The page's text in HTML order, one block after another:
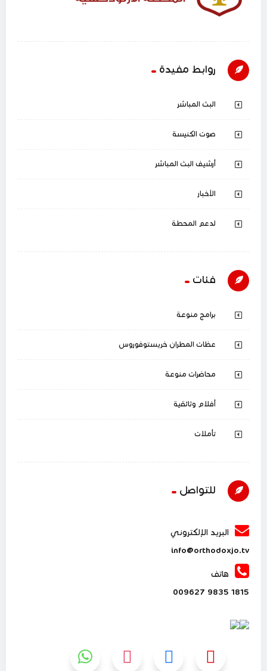
روابط مفيدة
البث المباشر
صوت الكنيسة
أرشيف البث المباشر
الأخبار
لدعم المحطة
فئات
برامج منوعة
عظات المطران خريستوفوروس
محاضرات منوعة
أفلام وثائقية
تأملات
للتواصل
البريد الإلكتروني
info@orthodoxjo.tv
هاتف
1815 9835 009627